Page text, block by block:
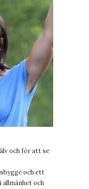
och för att se
och ett
och